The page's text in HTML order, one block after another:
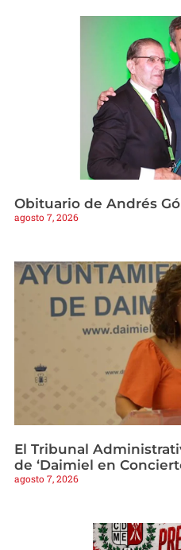
Obituario de Andrés
agosto 7, 2026
El Tribunal
de ‘Daimiel en
agosto 7, 2026